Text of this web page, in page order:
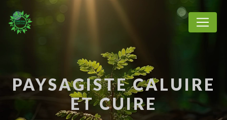
PAYSAGISTE CALUIRE
ET CUIRE
Panneau de gestion des cookies